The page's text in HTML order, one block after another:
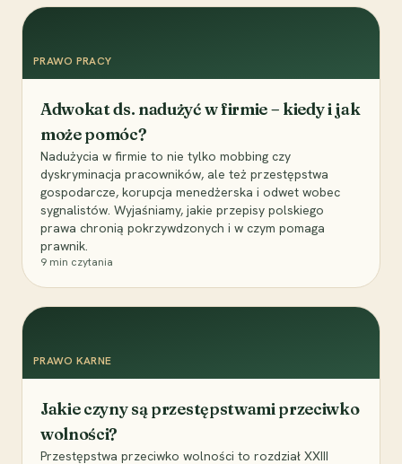
PRAWO PRACY
Adwokat ds. nadużyć w firmie – kiedy i jak
może pomóc?
Nadużycia w firmie to nie tylko mobbing czy
dyskryminacja pracowników, ale też przestępstwa
gospodarcze, korupcja menedżerska i odwet wobec
sygnalistów. Wyjaśniamy, jakie przepisy polskiego
prawa chronią pokrzywdzonych i w czym pomaga
prawnik.
9 min czytania
PRAWO KARNE
Jakie czyny są przestępstwami przeciwko
wolności?
Przestępstwa przeciwko wolności to rozdział XXIII